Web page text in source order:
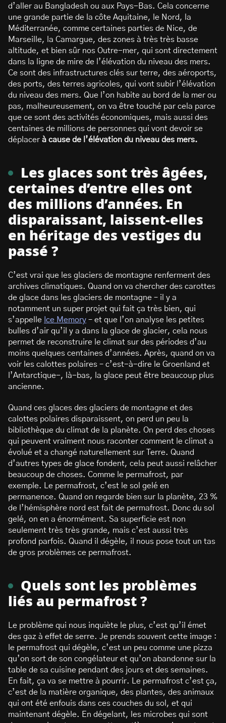
d’aller au Bangladesh ou aux Pays-Bas. Cela concerne
une grande partie de la côte Aquitaine, le Nord, la
Méditerranée, comme certaines parties de Nice, de
Marseille, la Camargue, des zones à très très basse
altitude, et bien sûr nos Outre-mer, qui sont directement
dans la ligne de mire de l’élévation du niveau des mers.
Ce sont des infrastructures clés sur terre, des aéroports,
des ports, des terres agricoles, qui vont subir l’élévation
du niveau des mers. Que l’on habite au bord de la mer ou
pas, malheureusement, on va être touché par cela parce
que ce sont des activités économiques, mais aussi des
centaines de millions de personnes qui vont devoir se
déplacer à cause de l’élévation du niveau des mers.
Les glaces sont très âgées,
certaines d’entre elles ont
des millions d’années. En
disparaissant, laissent-elles
en héritage des vestiges du
passé ?
C’est vrai que les glaciers de montagne renferment des
archives climatiques. Quand on va chercher des carottes
de glace dans les glaciers de montagne – il y a
notamment un super projet qui fait ça très bien, qui
s’appelle Ice Memory – et que l’on analyse les petites
bulles d’air qu’il y a dans la glace de glacier, cela nous
permet de reconstruire le climat sur des périodes d’au
moins quelques centaines d’années. Après, quand on va
voir les calottes polaires – c’est-à-dire le Groenland et
l’Antarctique-, là-bas, la glace peut être beaucoup plus
ancienne.
Quand ces glaces des glaciers de montagne et des
calottes polaires disparaissent, on perd un peu la
bibliothèque du climat de la planète. On perd des choses
qui peuvent vraiment nous raconter comment le climat a
évolué et a changé naturellement sur Terre. Quand
d’autres types de glace fondent, cela peut aussi relâcher
beaucoup de choses. Comme le permafrost, par
exemple. Le permafrost, c’est le sol gelé en
permanence. Quand on regarde bien sur la planète, 23 %
de l’hémisphère nord est fait de permafrost. Donc du sol
gelé, on en a énormément. Sa superficie est non
seulement très très grande, mais c’est aussi très
profond parfois. Quand il dégèle, il nous pose tout un tas
de gros problèmes ce permafrost.
Quels sont les problèmes
liés au permafrost ?
Le problème qui nous inquiète le plus, c’est qu’il émet
des gaz à effet de serre. Je prends souvent cette image :
le permafrost qui dégèle, c’est un peu comme une pizza
qu’on sort de son congélateur et qu’on abandonne sur la
table de sa cuisine pendant des jours et des semaines.
En fait, ça va se mettre à pourrir. Le permafrost c’est ça,
c’est de la matière organique, des plantes, des animaux
qui ont été enfouis dans ces couches du sol, et qui
maintenant dégèle. En dégelant, les microbes qui sont